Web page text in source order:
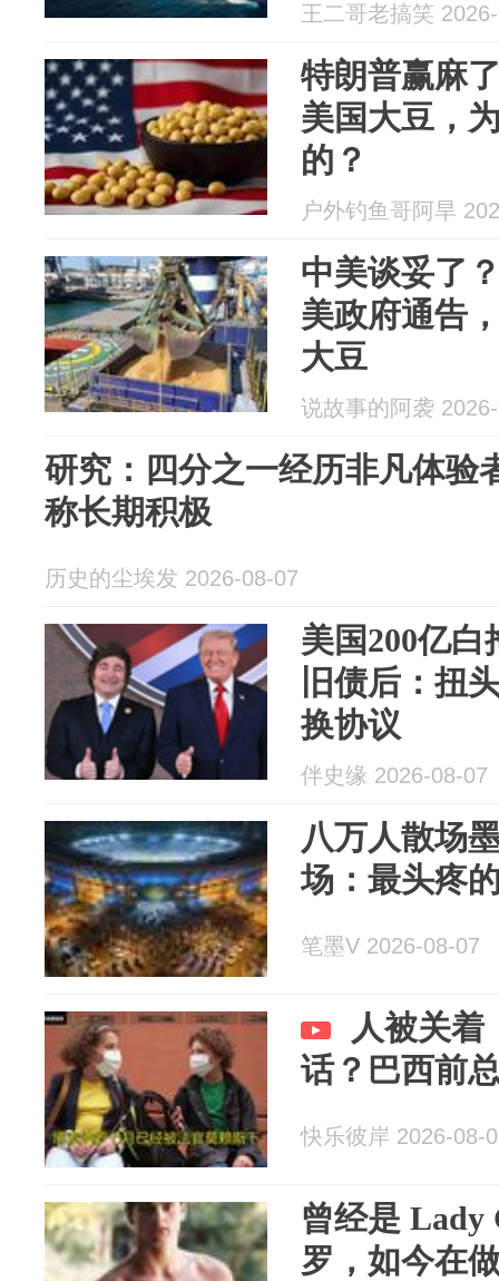
王二哥老搞笑
特朗普赢麻
美国大豆，
的？
户外钓鱼哥阿旱
中美谈妥了
美政府通告
大豆
说故事的阿袭
研究：四分之一经历非凡体验
称长期积极
历史的尘埃发 2026-08-07
美国200亿
旧债后：扭
换协议
伴史缘 2026-08-07
八万人散场
场：最头疼
笔墨V 2026-08-07
人被关
话？巴西前
快乐彼岸 2026-08-
曾经是 Lady
罗，如今在